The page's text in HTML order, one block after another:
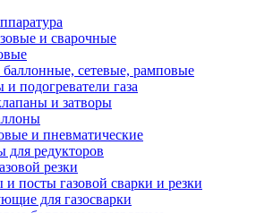
и сварочные
сетевые, рамповые
и подогреватели газа
и затворы
и пневматические
редукторов
резки
посты газовой сварки и резки
для газосварки